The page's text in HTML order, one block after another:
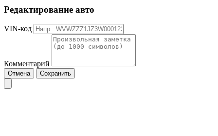
Редактирование авто
VIN-код
Комментарий
Отмена Сохранить